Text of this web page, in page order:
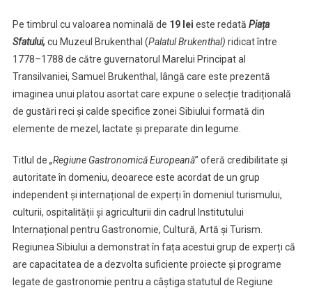
Pe timbrul cu valoarea nominală de 19 lei este redată Piața
Sfatului, cu Muzeul Brukenthal (Palatul Brukenthal) ridicat între
1778–1788 de către guvernatorul Marelui Principat al
Transilvaniei, Samuel Brukenthal, lângă care este prezentă
imaginea unui platou asortat care expune o selecție tradițională
de gustări reci și calde specifice zonei Sibiului formată din
elemente de mezel, lactate și preparate din legume.
Titlul de „Regiune Gastronomică Europeană” oferă credibilitate și
autoritate în domeniu, deoarece este acordat de un grup
independent și internațional de experți în domeniul turismului,
culturii, ospitalității și agriculturii din cadrul Institutului
Internațional pentru Gastronomie, Cultură, Artă și Turism.
Regiunea Sibiului a demonstrat în fața acestui grup de experți că
are capacitatea de a dezvolta suficiente proiecte și programe
legate de gastronomie pentru a câștiga statutul de Regiune